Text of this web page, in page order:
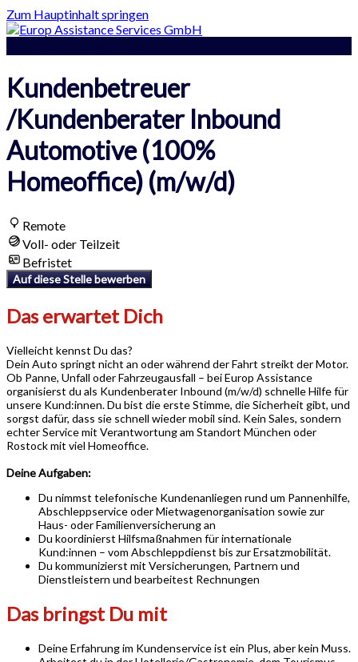
Zum Hauptinhalt springen
Kundenbetreuer
/Kundenberater Inbound
Automotive (100%
Homeoffice) (m/w/d)
Remote
Voll- oder Teilzeit
Befristet
Auf diese Stelle bewerben
Das erwartet Dich
Vielleicht kennst Du das?
Dein Auto springt nicht an oder während der Fahrt streikt der Motor.
Ob Panne, Unfall oder Fahrzeugausfall – bei Europ Assistance
organisierst du als Kundenberater Inbound (m/w/d) schnelle Hilfe für
unsere Kund:innen. Du bist die erste Stimme, die Sicherheit gibt, und
sorgst dafür, dass sie schnell wieder mobil sind. Kein Sales, sondern
echter Service mit Verantwortung am Standort München oder
Rostock mit viel Homeoffice.
Deine Aufgaben:
Du nimmst telefonische Kundenanliegen rund um Pannenhilfe,
Abschleppservice oder Mietwagenorganisation sowie zur
Haus- oder Familienversicherung an
Du koordinierst Hilfsmaßnahmen für internationale
Kund:innen – vom Abschleppdienst bis zur Ersatzmobilität.
Du kommunizierst mit Versicherungen, Partnern und
Dienstleistern und bearbeitest Rechnungen
Das bringst Du mit
Deine Erfahrung im Kundenservice ist ein Plus, aber kein Muss.